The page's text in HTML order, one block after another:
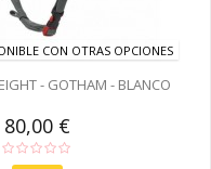
CON OTRAS OPCIONES
- GOTHAM - BLANCO
80,00 €